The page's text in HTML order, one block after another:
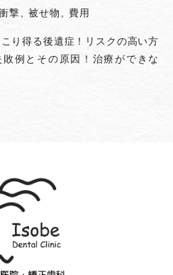
撃 被せ物 費用
り得る後遺症！リスクの高い方
例とその原因！治療ができな